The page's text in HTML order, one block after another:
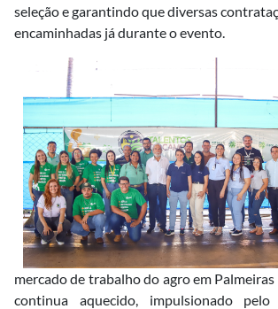
seleção e garantindo que diversas
encaminhadas já durante o evento.
mercado de trabalho do agro em
continua aquecido, impulsionado